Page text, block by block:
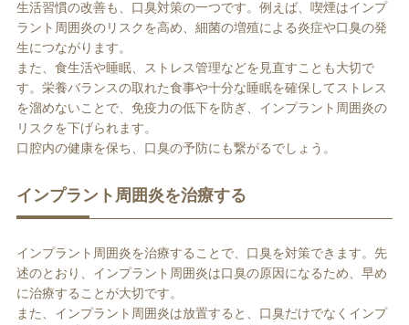
生活習慣の改善も、口臭対策の一つです。例えば、喫煙はインプ
ラント周囲炎のリスクを高め、細菌の増殖による炎症や口臭の発
生につながります。
また、食生活や睡眠、ストレス管理などを見直すことも大切で
す。栄養バランスの取れた食事や十分な睡眠を確保してストレス
を溜めないことで、免疫力の低下を防ぎ、インプラント周囲炎の
リスクを下げられます。
口腔内の健康を保ち、口臭の予防にも繋がるでしょう。
インプラント周囲炎を治療する
インプラント周囲炎を治療することで、口臭を対策できます。先
述のとおり、インプラント周囲炎は口臭の原因になるため、早め
に治療することが大切です。
また、インプラント周囲炎は放置すると、口臭だけでなくインプ